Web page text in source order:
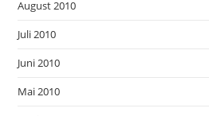
August 2010
Juli 2010
Juni 2010
Mai 2010